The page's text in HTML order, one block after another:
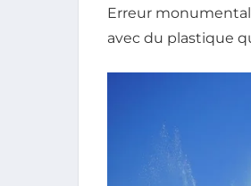
Erreur
avec du plastique